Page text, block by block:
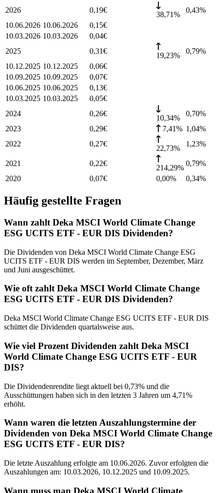
2026 0,19€
38,71%
0,43%
10.06.2026 10.06.2026 0,15€
10.03.2026 10.03.2026 0,04€
2025
0,31€
19,23%
0,79%
10.12.2025 10.12.2025 0,06€
10.09.2025 10.09.2025 0,07€
10.06.2025 10.06.2025 0,13€
10.03.2025 10.03.2025 0,05€
2024
0,26€
10,34%
0,70%
2023
0,29€ 7,41% 1,04%
2022
0,27€
22,73%
1,23%
2021 0,22€
214,29%
0,79%
2020
0,07€ 0,00% 0,34%
Häufig gestellte Fragen
Wann zahlt Deka MSCI World Climate Change
ESG UCITS ETF - EUR DIS Dividenden?
Die Dividenden von Deka MSCI World Climate Change ESG
UCITS ETF - EUR DIS werden im September, Dezember, März
und Juni ausgeschüttet.
Wie oft zahlt Deka MSCI World Climate Change
ESG UCITS ETF - EUR DIS Dividenden?
Deka MSCI World Climate Change ESG UCITS ETF - EUR DIS
schüttet die Dividenden quartalsweise aus.
Wie viel Prozent Dividenden zahlt Deka MSCI
World Climate Change ESG UCITS ETF - EUR
DIS?
Die Dividendenrendite liegt aktuell bei 0,73% und die
Ausschüttungen haben sich in den letzten 3 Jahren um 4,71%
erhöht.
Wann waren die letzten Auszahlungstermine der
Dividenden von Deka MSCI World Climate Change
ESG UCITS ETF - EUR DIS?
Die letzte Auszahlung erfolgte am 10.06.2026. Zuvor erfolgten die
Auszahlungen am: 10.03.2026, 10.12.2025 und 10.09.2025.
Wann muss man Deka MSCI World Climate